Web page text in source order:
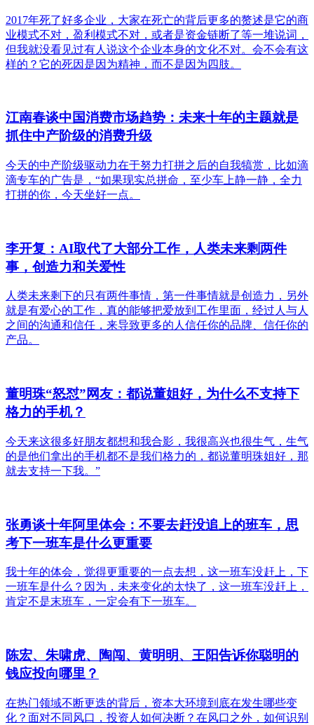
2017年死了好多企业，大家在死亡的背后更多的赘述是它的商
业模式不对，盈利模式不对，或者是资金链断了等一堆说词，
但我就没看见过有人说这个企业本身的文化不对。会不会有这
样的？它的死因是因为精神，而不是因为四肢。
江南春谈中国消费市场趋势：未来十年的主题就是
抓住中产阶级的消费升级
今天的中产阶级驱动力在于努力打拼之后的自我犒赏，比如滴
滴专车的广告是，“如果现实总拼命，至少车上静一静，全力
打拼的你，今天坐好一点。
李开复：AI取代了大部分工作，人类未来剩两件
事，创造力和关爱性
人类未来剩下的只有两件事情，第一件事情就是创造力，另外
就是有爱心的工作，真的能够把爱放到工作里面，经过人与人
之间的沟通和信任，来导致更多的人信任你的品牌、信任你的
产品。
董明珠“怒怼”网友：都说董姐好，为什么不支持下
格力的手机？
今天来这很多好朋友都想和我合影，我很高兴也很生气，生气
的是他们拿出的手机都不是我们格力的，都说董明珠姐好，那
就去支持一下我。”
张勇谈十年阿里体会：不要去赶没追上的班车，思
考下一班车是什么更重要
我十年的体会，觉得更重要的一点去想，这一班车没赶上，下
一班车是什么？因为，未来变化的太快了，这一班车没赶上，
肯定不是末班车，一定会有下一班车。
陈宏、朱啸虎、陶闯、黄明明、王阳告诉你聪明的
钱应投向哪里？
在热门领域不断更迭的背后，资本大环境到底在发生哪些变
化？面对不同风口，投资人如何决断？在风口之外，如何识别